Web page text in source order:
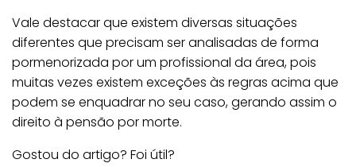
Vale destacar que existem diversas situações
diferentes que precisam ser analisadas de forma
pormenorizada por um profissional da área, pois
muitas vezes existem exceções às regras acima que
podem se enquadrar no seu caso, gerando assim o
direito à pensão por morte.
Gostou do artigo? Foi útil?